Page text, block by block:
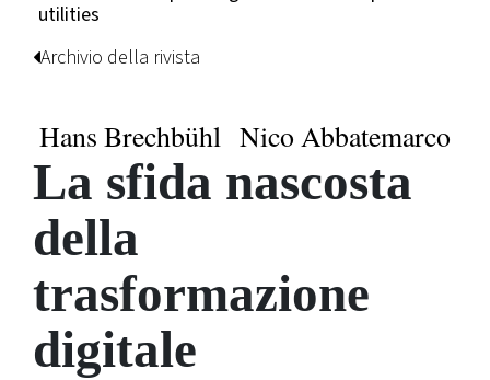
utilities
Archivio della rivista
Hans Brechbühl Nico Abbatemarco
La sfida nascosta
della
trasformazione
digitale